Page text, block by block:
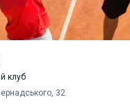
клуб
32